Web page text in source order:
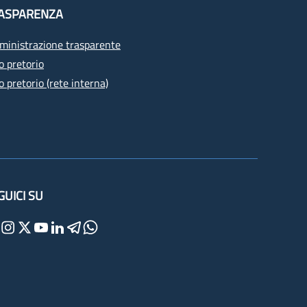
trasparente
pretorio
pretorio (rete interna)
SU